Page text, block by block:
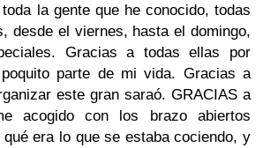
la gente que he conocido, todas
desde el viernes, hasta el domingo,
Gracias a todas ellas por
parte de mi vida. Gracias a
este gran saraó. GRACIAS a
acogido con los brazo abiertos
era lo que se estaba cociendo, y